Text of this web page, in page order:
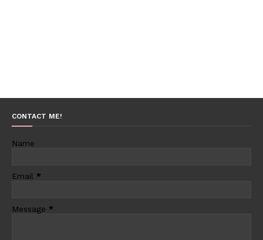
CONTACT ME!
Name
Email *
Message *